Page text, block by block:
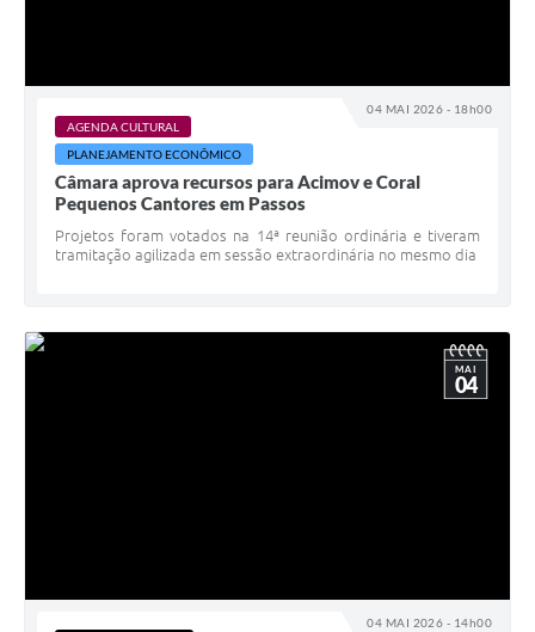
04 MAI 2026 - 18h00
AGENDA CULTURAL
PLANEJAMENTO ECONÔMICO
Câmara aprova recursos para Acimov e Coral
Pequenos Cantores em Passos
Projetos foram votados na 14ª reunião ordinária e tiveram
tramitação agilizada em sessão extraordinária no mesmo dia
04 MAI 2026 - 14h00
MAI
04